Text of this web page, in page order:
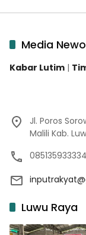
Media
Kabar Lutim |
Jl. Poros
Malili Kab.
085135933334
Luwu Raya